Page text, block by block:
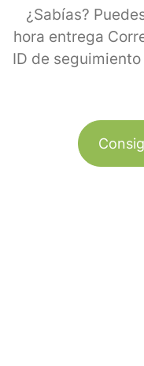
¿Sabías?
hora entrega
ID de